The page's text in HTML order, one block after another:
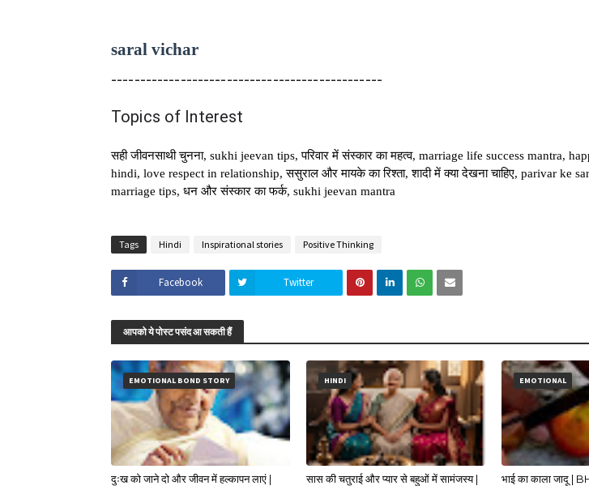
saral vichar
-----------------------------------------------
Topics of Interest
सही जीवनसाथी चुनना, sukhi jeevan tips, परिवार में संस्कार का महत्व, marriage life success mantra,
hindi, love respect in relationship, ससुराल और मायके का रिश्ता, शादी में क्या देखना चाहिए, parivar ke
marriage tips, धन और संस्कार का फर्क, sukhi jeevan mantra
Tags Hindi Inspirational stories Positive Thinking
Facebook Twitter
आपको ये पोस्ट पसंद आ सकती हैं
EMOTIONAL BOND STORY
दुःख को जाने दो और जीवन में हल्कापन लाएं |
HINDI
सास की चतुराई और प्यार से बहुओं में सामंजस्य |
EMOTIONAL
भाई का काला जादू |